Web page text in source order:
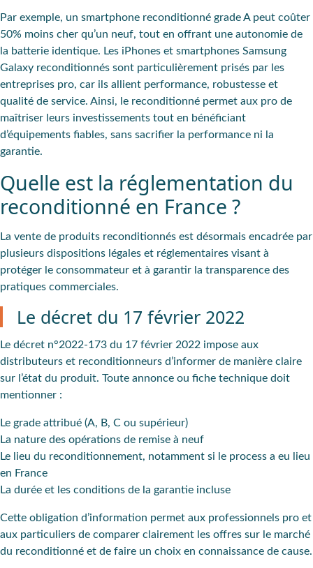
Par exemple, un smartphone reconditionné grade A peut coûter
50% moins cher qu’un neuf, tout en offrant une autonomie de
la batterie identique. Les iPhones et smartphones Samsung
Galaxy reconditionnés sont particulièrement prisés par les
entreprises pro, car ils allient performance, robustesse et
qualité de service. Ainsi, le reconditionné permet aux pro de
maîtriser leurs investissements tout en bénéficiant
d’équipements fiables, sans sacrifier la performance ni la
garantie.
Quelle est la réglementation du
reconditionné en France ?
La vente de produits reconditionnés est désormais encadrée par
plusieurs dispositions légales et réglementaires visant à
protéger le consommateur et à garantir la transparence des
pratiques commerciales.
Le décret du 17 février 2022
Le décret n°2022-173 du 17 février 2022 impose aux
distributeurs et reconditionneurs d’informer de manière claire
sur l’état du produit. Toute annonce ou fiche technique doit
mentionner :
Le grade attribué (A, B, C ou supérieur)
La nature des opérations de remise à neuf
Le lieu du reconditionnement, notamment si le process a eu lieu
en France
La durée et les conditions de la garantie incluse
Cette obligation d’information permet aux professionnels pro et
aux particuliers de comparer clairement les offres sur le marché
du reconditionné et de faire un choix en connaissance de cause.